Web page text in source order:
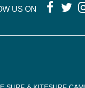
US ON